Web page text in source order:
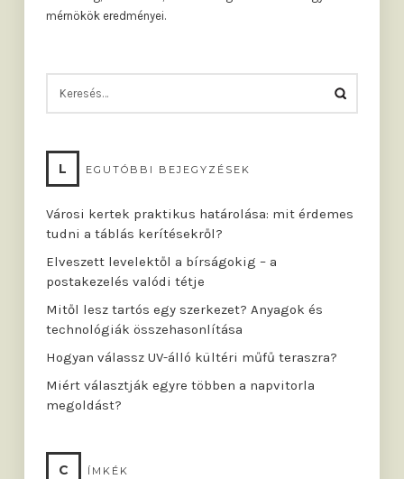
mérnökök eredményei.
L EGUTÓBBI BEJEGYZÉSEK
Városi kertek praktikus határolása: mit érdemes
tudni a táblás kerítésekről?
Elveszett levelektől a bírságokig – a
postakezelés valódi tétje
Mitől lesz tartós egy szerkezet? Anyagok és
technológiák összehasonlítása
Hogyan válassz UV-álló kültéri műfű teraszra?
Miért választják egyre többen a napvitorla
megoldást?
C ÍMKÉK